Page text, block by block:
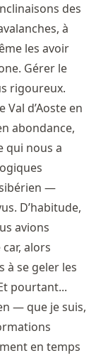
des
à
les avoir
Gérer le
rigoureux.
d’Aoste en
abondance,
qui nous a
—
D’habitude,
avions
alors
à se geler les
pourtant...
— que je suis,
en temps